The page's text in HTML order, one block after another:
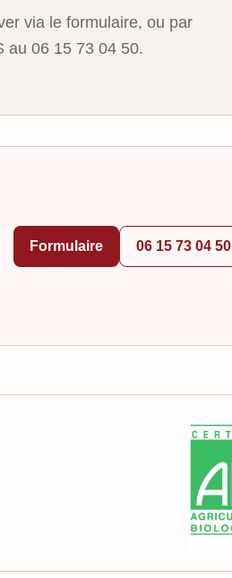
via le formulaire, ou par
au 06 15 73 04 50.
Formulaire 06 15 73 04 50